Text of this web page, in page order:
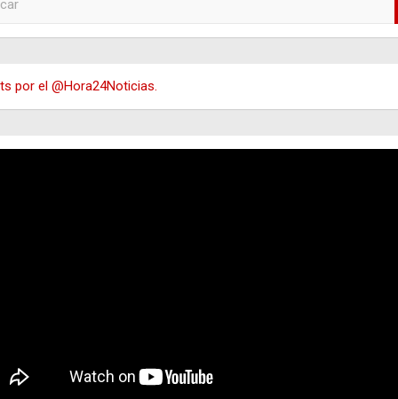
por el @Hora24Noticias.